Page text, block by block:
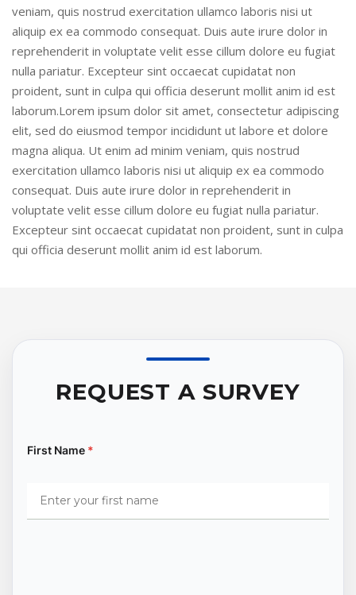
veniam, quis nostrud exercitation ullamco laboris nisi ut
aliquip ex ea commodo consequat. Duis aute irure dolor in
reprehenderit in voluptate velit esse cillum dolore eu fugiat
nulla pariatur. Excepteur sint occaecat cupidatat non
proident, sunt in culpa qui officia deserunt mollit anim id est
laborum.Lorem ipsum dolor sit amet, consectetur adipiscing
elit, sed do eiusmod tempor incididunt ut labore et dolore
magna aliqua. Ut enim ad minim veniam, quis nostrud
exercitation ullamco laboris nisi ut aliquip ex ea commodo
consequat. Duis aute irure dolor in reprehenderit in
voluptate velit esse cillum dolore eu fugiat nulla pariatur.
Excepteur sint occaecat cupidatat non proident, sunt in culpa
qui officia deserunt mollit anim id est laborum.
REQUEST A SURVEY
First Name *